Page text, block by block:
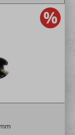
4.9 su 5 stelle